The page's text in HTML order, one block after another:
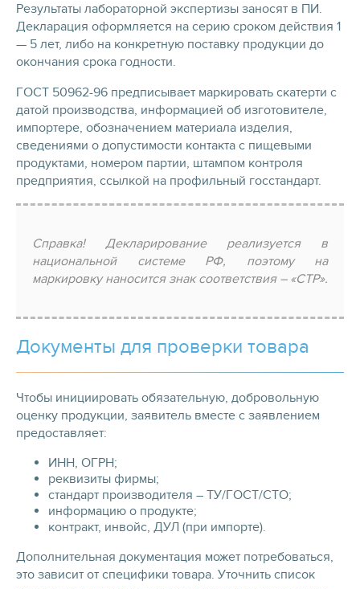
Результаты лабораторной экспертизы заносят в ПИ.
Декларация оформляется на серию сроком действия 1
— 5 лет, либо на конкретную поставку продукции до
окончания срока годности.
ГОСТ 50962-96 предписывает маркировать скатерти с
датой производства, информацией об изготовителе,
импортере, обозначением материала изделия,
сведениями о допустимости контакта с пищевыми
продуктами, номером партии, штампом контроля
предприятия, ссылкой на профильный госстандарт.
Справка! Декларирование реализуется в
национальной системе РФ, поэтому на
маркировку наносится знак соответствия – «СТР».
Документы для проверки товара
Чтобы инициировать обязательную, добровольную
оценку продукции, заявитель вместе с заявлением
предоставляет:
ИНН, ОГРН;
реквизиты фирмы;
стандарт производителя – ТУ/ГОСТ/СТО;
информацию о продукте;
контракт, инвойс, ДУЛ (при импорте).
Дополнительная документация может потребоваться,
это зависит от специфики товара. Уточнить список